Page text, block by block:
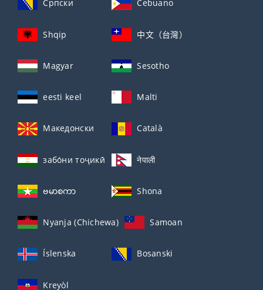
Српски Cebuano
Shqip 中文（台灣）
Magyar Sesotho
eesti keel Malti
Македонски Català
забо́ни тоҷикӣ́ नेपाली
ဗမာစကာ Shona
Nyanja (Chichewa) Samoan
Íslenska Bosanski
Kreyòl